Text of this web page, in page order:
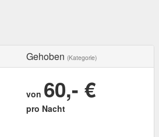
Gehoben (Kategorie)
von 60,- €
pro Nacht